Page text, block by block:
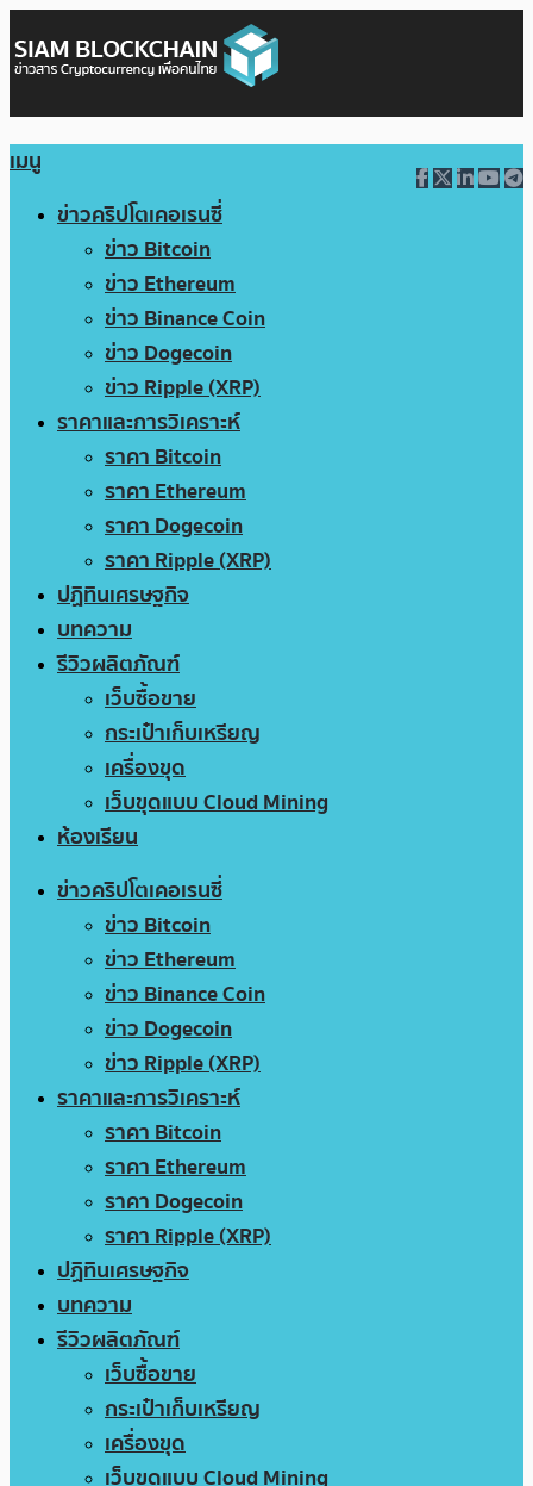
เมนู
ข่าวคริปโตเคอเรนซี่
ข่าว Bitcoin
ข่าว Ethereum
ข่าว Binance Coin
ข่าว Dogecoin
ข่าว Ripple (XRP)
ราคาและการวิเคราะห์
ราคา Bitcoin
ราคา Ethereum
ราคา Dogecoin
ราคา Ripple (XRP)
ปฏิทินเศรษฐกิจ
บทความ
รีวิวผลิตภัณฑ์
เว็บซื้อขาย
กระเป๋าเก็บเหรียญ
เครื่องขุด
เว็บขุดแบบ Cloud Mining
ห้องเรียน
ข่าวคริปโตเคอเรนซี่
ข่าว Bitcoin
ข่าว Ethereum
ข่าว Binance Coin
ข่าว Dogecoin
ข่าว Ripple (XRP)
ราคาและการวิเคราะห์
ราคา Bitcoin
ราคา Ethereum
ราคา Dogecoin
ราคา Ripple (XRP)
ปฏิทินเศรษฐกิจ
บทความ
รีวิวผลิตภัณฑ์
เว็บซื้อขาย
กระเป๋าเก็บเหรียญ
เครื่องขุด
เว็บขุดแบบ Cloud Mining